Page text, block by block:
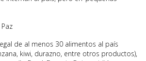
de al menos 30 alimentos al país
kiwi, durazno, entre otros productos),